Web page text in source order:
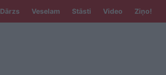
Dārzs Veselam Stāsti Video Ziņo!